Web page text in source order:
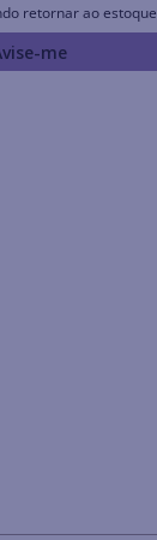
retornar ao estoque
me